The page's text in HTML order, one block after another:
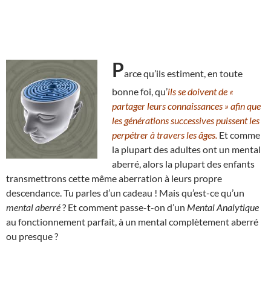
Parce qu’ils estiment, en toute
bonne foi, qu’ils se doivent de «
partager leurs connaissances » afin que
les générations successives puissent les
perpétrer à travers les âges. Et comme
la plupart des adultes ont un mental
aberré, alors la plupart des enfants
transmettrons cette même aberration à leurs propre
descendance. Tu parles d’un cadeau ! Mais qu’est-ce qu’un
mental aberré? Et comment passe-t-on d’un Mental Analytique
au fonctionnement parfait, à un mental complètement aberré
ou presque ?